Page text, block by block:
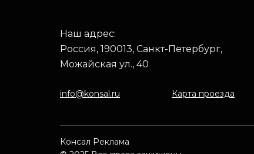
Наш адрес:
Россия, 190013, Санкт-Петербург,
Можайская ул., 40
info@konsal.ru Карта проезда
Консал Реклама